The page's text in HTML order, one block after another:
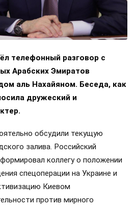
телефонный разговор с
Арабских Эмиратов
аль Нахайяном. Беседа, как
дружеский и
обсудили текущую
залива. Российский
коллегу о положении
спецоперации на Украине и
Киевом
против мирного